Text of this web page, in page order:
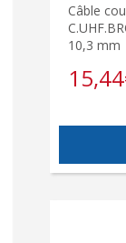
Câble
10,3 mm
15,44